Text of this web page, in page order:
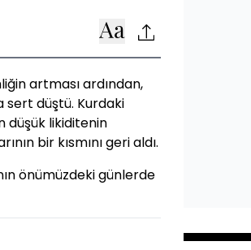
artması ardından,
sert düştü. Kurdaki
düşük likiditenin
bir kısmını geri aldı.
önümüzdeki günlerde